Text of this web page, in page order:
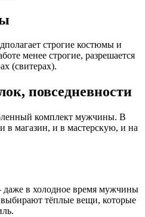
строгие костюмы и
менее строгие, разрешается
(свитерах).
повседневности
комплект мужчины. В
в магазин, и в мастерскую, и на
даже в холодное время мужчины
тёплые вещи, которые